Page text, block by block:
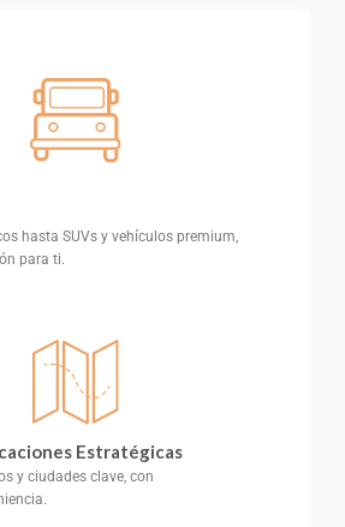
hasta SUVs y vehículos premium,
para ti.
Estratégicas
y ciudades clave, con